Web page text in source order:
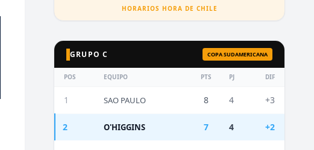
HORARIOS HORA DE CHILE
GRUPO C COPA SUDAMERICANA
POS EQUIPO PTS PJ DIF
1 SAO PAULO 8 4 +3
2 O'HIGGINS 7 4 +2